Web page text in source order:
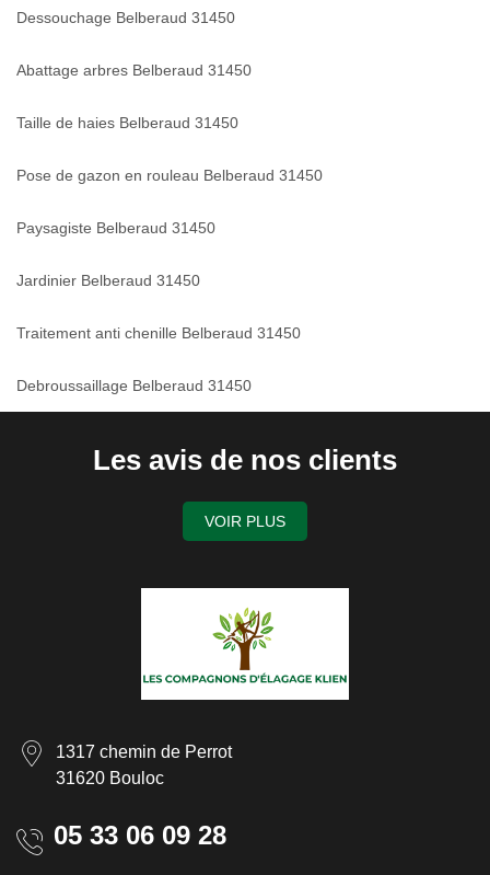
Dessouchage Belberaud 31450
Abattage arbres Belberaud 31450
Taille de haies Belberaud 31450
Pose de gazon en rouleau Belberaud 31450
Paysagiste Belberaud 31450
Jardinier Belberaud 31450
Traitement anti chenille Belberaud 31450
Debroussaillage Belberaud 31450
Les avis de nos clients
VOIR PLUS
1317 chemin de Perrot
31620 Bouloc
05 33 06 09 28